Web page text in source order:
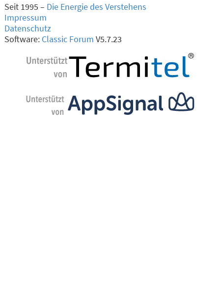
Seit 1995 – Die Energie des Verstehens
Impressum
Datenschutz
Software: Classic Forum V5.7.23